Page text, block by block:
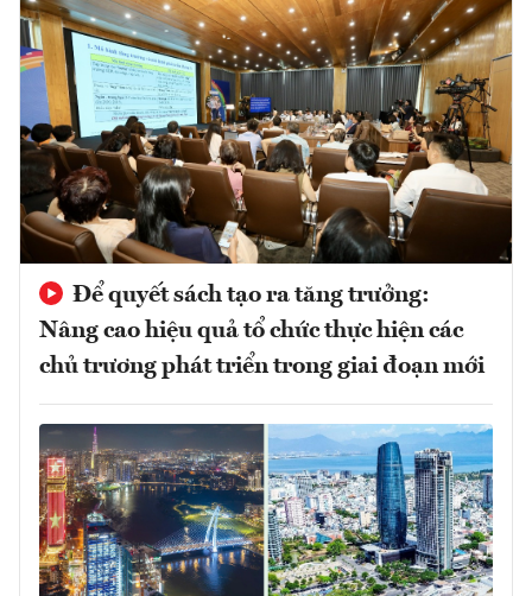
Để quyết sách tạo ra tăng trưởng:
Nâng cao hiệu quả tổ chức thực hiện các
chủ trương phát triển trong giai đoạn mới